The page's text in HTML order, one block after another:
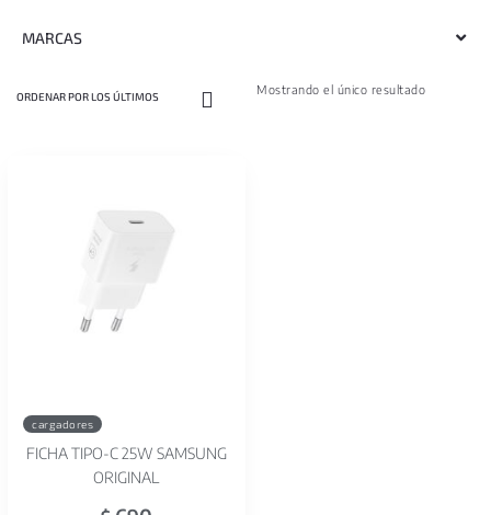
MARCAS
Mostrando el único resultado
cargadores
FICHA TIPO-C 25W SAMSUNG
ORIGINAL